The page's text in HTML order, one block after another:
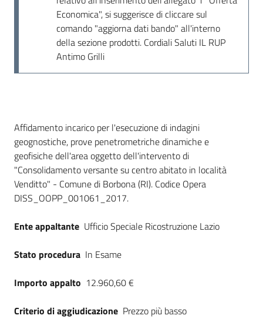
site
Seguici
su
Economica", si suggerisce di cliccare sul
comando "aggiorna dati bando" all'interno
della sezione prodotti. Cordiali Saluti IL RUP
Antimo Grilli
Dati del bando
Affidamento incarico per l'esecuzione di indagini
geognostiche, prove penetrometriche dinamiche e
geofisiche dell'area oggetto dell'intervento di
"Consolidamento versante su centro abitato in località
Venditto" - Comune di Borbona (RI). Codice Opera
DISS_OOPP_001061_2017.
Ente appaltante Ufficio Speciale Ricostruzione Lazio
Stato procedura In Esame
Importo appalto 12.960,60 €
Criterio di aggiudicazione Prezzo più basso